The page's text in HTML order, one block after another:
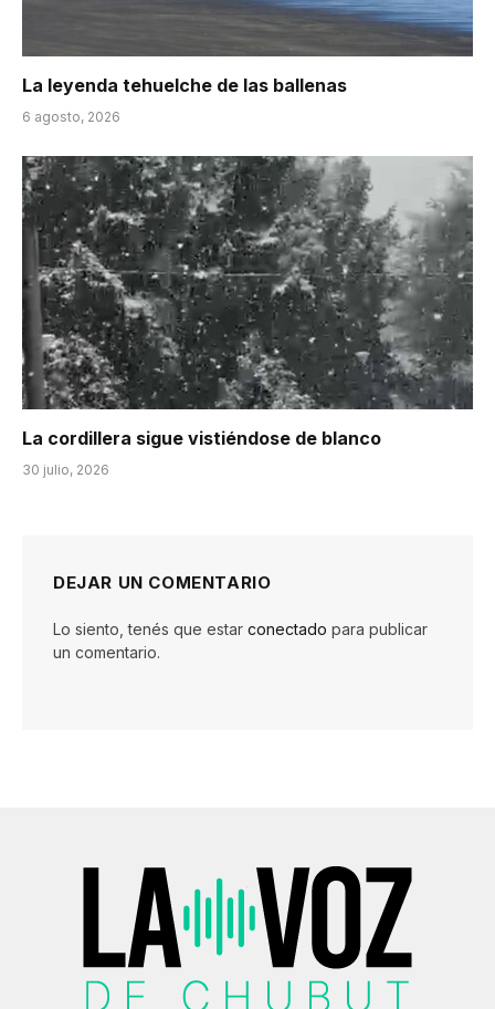
La leyenda tehuelche de las ballenas
6 agosto, 2026
La cordillera sigue vistiéndose de blanco
30 julio, 2026
DEJAR UN COMENTARIO
Lo siento, tenés que estar conectado para publicar
un comentario.